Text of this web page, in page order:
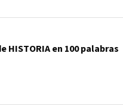
HISTORIA en 100 palabras